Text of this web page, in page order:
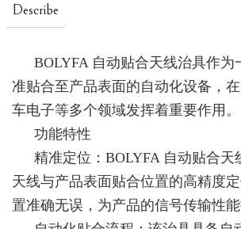
Describe
BOLYFA 自动贴合天线治具作为
准贴合至产品表面的自动化设备，
车电子等多个领域发挥着重要作用。
功能特性
精准定位：BOLYFA 自动贴合天
天线与产品表面贴合位置的高精度
置准确无误，为产品的信号传输性能